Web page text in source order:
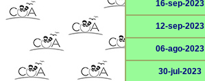
16-sep-2023
12-sep-2023
06-ago-2023
30-jul-2023